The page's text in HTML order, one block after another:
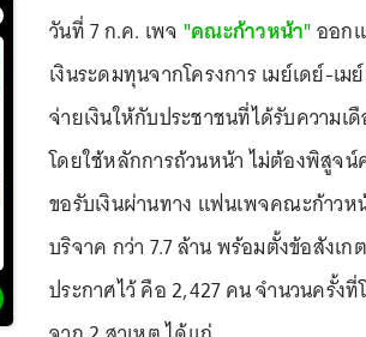
วันที่ 7 ก.ค. เพจ "คณะก้าวหน้า"ออก
เงินระดมทุนจากโครงการ เมย์เดย์-เ
จ่ายเงินให้กับประชาชนที่ได้รับความ
โดยใช้หลักการถ้วนหน้า ไม่ต้องพิสูจ
ขอรับเงินผ่านทาง แฟนเพจคณะก้าวห
บริจาค กว่า 7.7 ล้าน พร้อมตั้งข้อสังเก
ประกาศไว้ คือ 2,427 คน จำนวนครั้ง